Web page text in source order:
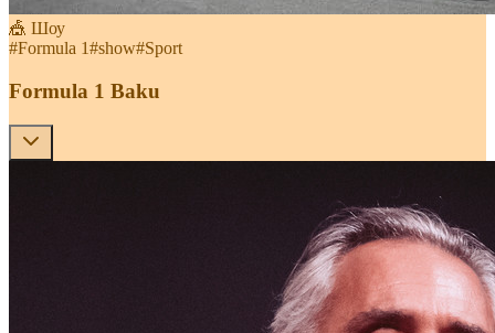
🎪 Шоу
#Formula 1#show#Sport
Formula 1 Baku